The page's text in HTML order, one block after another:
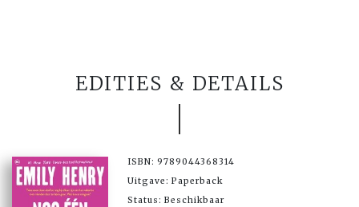
EDITIES & DETAILS
ISBN: 9789044368314
Uitgave: Paperback
Status: Beschikbaar